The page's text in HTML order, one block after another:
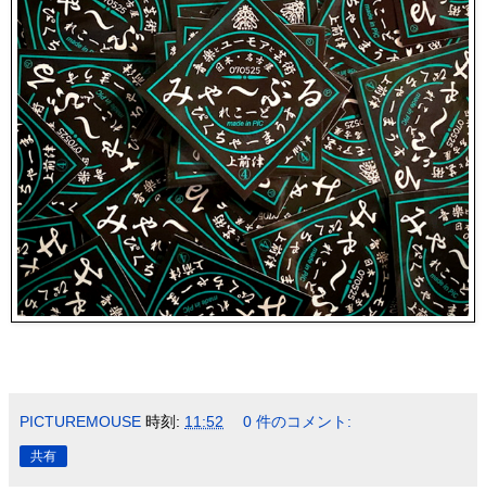
PICTUREMOUSE 時刻: 11:52 0 件のコメント:
共有